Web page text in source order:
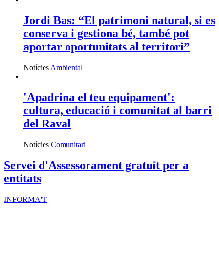
Jordi Bas: “El patrimoni natural, si es
conserva i gestiona bé, també pot
aportar oportunitats al territori”
Notícies Ambiental
'Apadrina el teu equipament':
cultura, educació i comunitat al barri
del Raval
Notícies Comunitari
Servei d'Assessorament gratuït per a
entitats
INFORMA'T